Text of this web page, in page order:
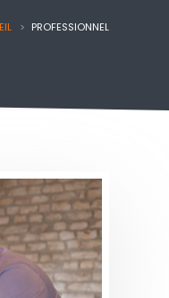
PROFESSIONNEL